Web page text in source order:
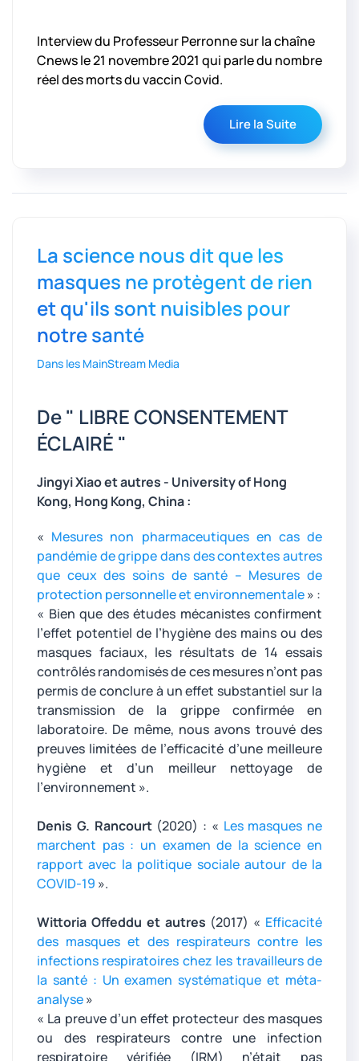
Interview du Professeur Perronne sur la chaîne
Cnews le 21 novembre 2021 qui parle du nombre
réel des morts du vaccin Covid.
Lire la Suite
La science nous dit que les
masques ne protègent de rien
et qu'ils sont nuisibles pour
notre santé
Dans les MainStream Media
De " LIBRE CONSENTEMENT
ÉCLAIRÉ "
Jingyi Xiao et autres - University of Hong
Kong, Hong Kong, China :
« Mesures non pharmaceutiques en cas de
pandémie de grippe dans des contextes autres
que ceux des soins de santé – Mesures de
protection personnelle et environnementale» :
« Bien que des études mécanistes confirment
l’effet potentiel de l’hygiène des mains ou des
masques faciaux, les résultats de 14 essais
contrôlés randomisés de ces mesures n’ont pas
permis de conclure à un effet substantiel sur la
transmission de la grippe confirmée en
laboratoire. De même, nous avons trouvé des
preuves limitées de l’efficacité d’une meilleure
hygiène et d’un meilleur nettoyage de
l’environnement ».
Denis G. Rancourt(2020) : « Les masques ne
marchent pas : un examen de la science en
rapport avec la politique sociale autour de la
COVID-19 ».
Wittoria Offeddu et autres (2017) « Efficacité
des masques et des respirateurs contre les
infections respiratoires chez les travailleurs de
la santé : Un examen systématique et méta-
analyse»
« La preuve d’un effet protecteur des masques
ou des respirateurs contre une infection
respiratoire vérifiée (IRM) n’était pas